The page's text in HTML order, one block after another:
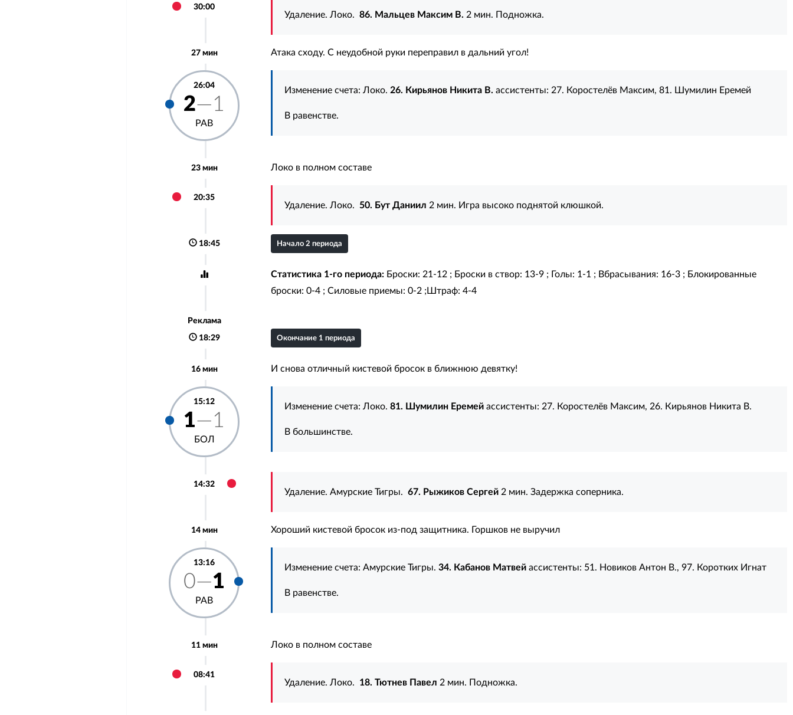
30:00
Удаление. Локо. 86. Мальцев Максим В. 2 мин. Подножка.
27 мин Атака сходу. С неудобной руки переправил в дальний угол!
26:04
2—1
РАВ
Изменение счета: Локо. 26. Кирьянов Никита В. ассистенты: 27. Коростелёв Максим, 81. Шумилин Еремей
В равенстве.
23 мин Локо в полном составе
20:35
Удаление. Локо. 50. Бут Даниил 2 мин. Игра высоко поднятой клюшкой.
18:45 Начало 2 периода
Статистика 1-го периода:Броски: 21-12 ; Броски в створ: 13-9 ; Голы: 1-1 ; Вбрасывания: 16-3 ; Блокированные
броски: 0-4 ; Силовые приемы: 0-2 ;Штраф: 4-4
Реклама
18:29 Окончание 1 периода
16 мин И снова отличный кистевой бросок в ближнюю девятку!
15:12
1—1
БОЛ
Изменение счета: Локо. 81. Шумилин Еремейассистенты: 27. Коростелёв Максим, 26. Кирьянов Никита В.
В большинстве.
14:32
Удаление. Амурские Тигры. 67. Рыжиков Сергей2 мин. Задержка соперника.
14 мин Хороший кистевой бросок из-под защитника. Горшков не выручил
13:16
0—1
РАВ
Изменение счета: Амурские Тигры. 34. Кабанов Матвейассистенты: 51. Новиков Антон В., 97. Коротких Игнат
В равенстве.
11 мин Локо в полном составе
08:41
Удаление. Локо. 18. Тютнев Павел 2 мин. Подножка.